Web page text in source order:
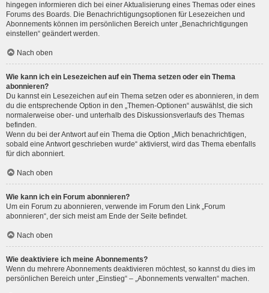
hingegen informieren dich bei einer Aktualisierung eines Themas oder eines
Forums des Boards. Die Benachrichtigungsoptionen für Lesezeichen und
Abonnements können im persönlichen Bereich unter „Benachrichtigungen
einstellen“ geändert werden.
Nach oben
Wie kann ich ein Lesezeichen auf ein Thema setzen oder ein Thema
abonnieren?
Du kannst ein Lesezeichen auf ein Thema setzen oder es abonnieren, in dem
du die entsprechende Option in den „Themen-Optionen“ auswählst, die sich
normalerweise ober- und unterhalb des Diskussionsverlaufs des Themas
befinden.
Wenn du bei der Antwort auf ein Thema die Option „Mich benachrichtigen,
sobald eine Antwort geschrieben wurde“ aktivierst, wird das Thema ebenfalls
für dich abonniert.
Nach oben
Wie kann ich ein Forum abonnieren?
Um ein Forum zu abonnieren, verwende im Forum den Link „Forum
abonnieren“, der sich meist am Ende der Seite befindet.
Nach oben
Wie deaktiviere ich meine Abonnements?
Wenn du mehrere Abonnements deaktivieren möchtest, so kannst du dies im
persönlichen Bereich unter „Einstieg“ – „Abonnements verwalten“ machen.